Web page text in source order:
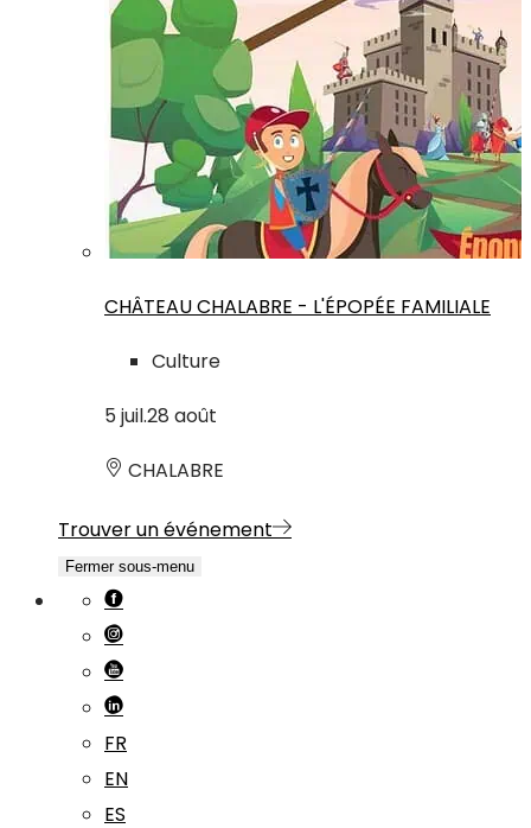
CHÂTEAU CHALABRE - L'ÉPOPÉE FAMILIALE
Culture
5 juil.28 août
CHALABRE
Trouver un événement
Fermer sous-menu
FR
EN
ES